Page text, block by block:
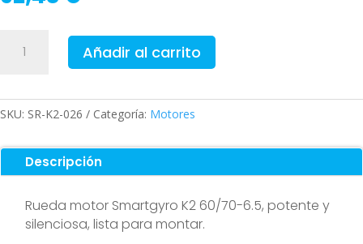
motor
60/70-
cantidad
Añadir al carrito
SKU: SR-K2-026 Categoría: Motores
Descripción
Rueda motor Smartgyro K2 60/70-6.5, potente y
silenciosa, lista para montar.